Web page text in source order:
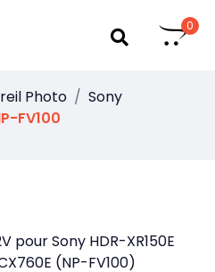
0
Photo
Sony
FV100